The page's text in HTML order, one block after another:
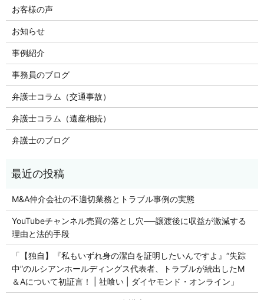
お客様の声
お知らせ
事例紹介
事務員のブログ
弁護士コラム（交通事故）
弁護士コラム（遺産相続）
弁護士のブログ
M&A仲介会社の不適切業務とトラブル事例の実態
YouTubeチャンネル売買の落とし穴──譲渡後に収益が激減する
理由と法的手段
「【独自】『私もいずれ身の潔白を証明したいんですよ』“失踪
中”のルシアンホールディングス代表者、トラブルが続出したM
＆Aについて初証言！ | 社喰い | ダイヤモンド・オンライン」